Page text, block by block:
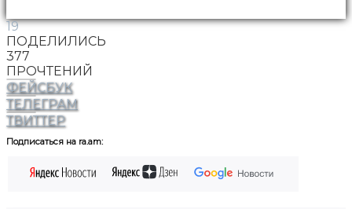
19
ПОДЕЛИЛИСЬ
377
ПРОЧТЕНИЙ
ФЕЙСБУК
ТЕЛЕГРАМ
ТВИТТЕР
Подписаться на ra.am: